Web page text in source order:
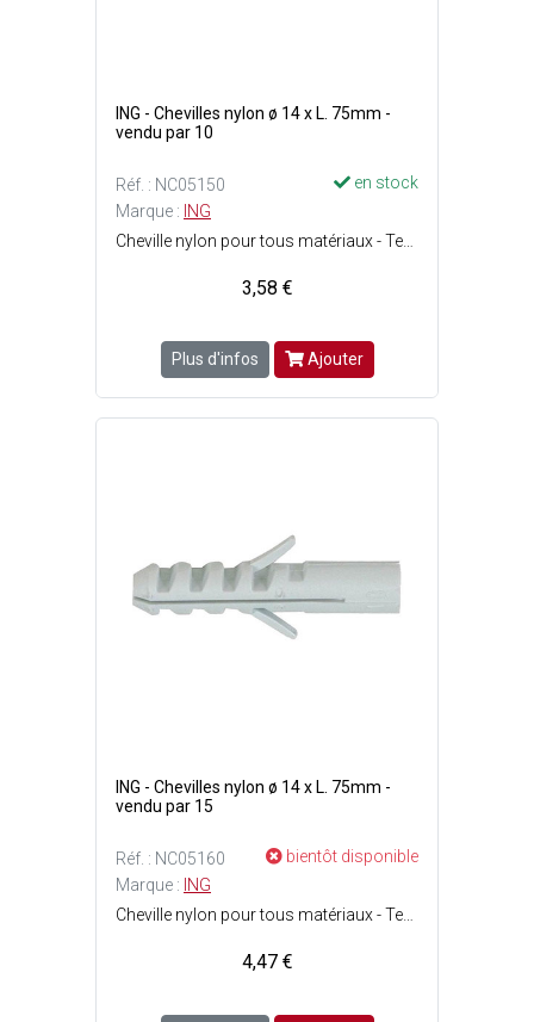
ING - Chevilles nylon ø 14 x L. 75mm -
vendu par 10
Réf. : NC05150
en stock
Marque : ING
3,58 €
Plus d'infos Ajouter
ING - Chevilles nylon ø 14 x L. 75mm -
vendu par 15
Réf. : NC05160
bientôt disponible
Marque : ING
4,47 €